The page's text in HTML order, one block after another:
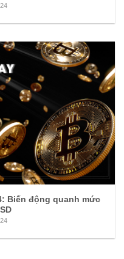
Biến động quanh mức